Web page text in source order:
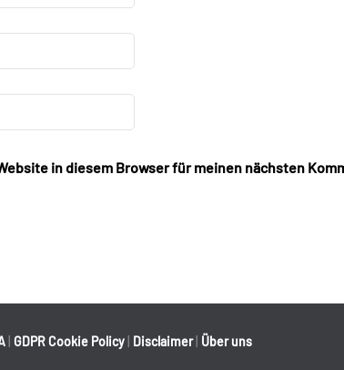
in diesem Browser für meinen nächsten
GDPR Cookie Policy Disclaimer| Über uns